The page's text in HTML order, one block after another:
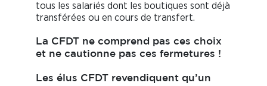
tous les salariés dont les boutiques sont déjà
transférées ou en cours de transfert.
La C F DT
ne comprend pas ces choix
et ne cautionne pas ces fermetures !
Les élus C F DT revendiquent qu’un